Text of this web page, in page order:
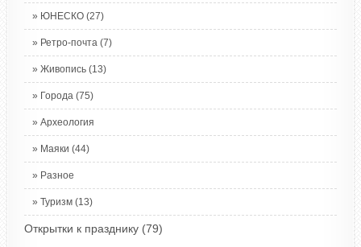
ЮНЕСКО (27)
Ретро-почта (7)
Живопись (13)
Города (75)
Археология
Маяки (44)
Разное
Туризм (13)
Открытки к празднику (79)